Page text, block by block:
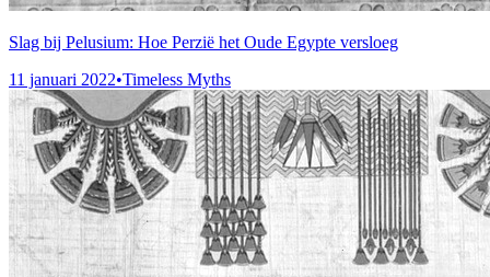
Slag bij Pelusium: Hoe Perzië het Oude Egypte versloeg
11 januari 2022•Timeless Myths